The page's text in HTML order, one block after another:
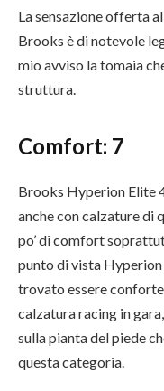
La sensazione offerta
Brooks è di notevole
mio avviso la tomaia
struttura.
Comfort: 7
Brooks Hyperion Elite
anche con calzature di
po’ di comfort
punto di vista Hyperion
trovato essere
calzatura racing in
sulla pianta del piede
questa categoria.